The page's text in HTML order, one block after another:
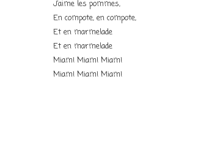
J’aime les pommes,
En compote, en compote,
Et en marmelade
Et en marmelade
Miam! Miam! Miam!
Miam! Miam! Miam!